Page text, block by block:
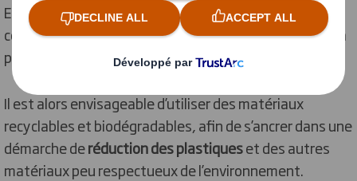
En adoptant uneconception écologique(ou éco-
conception) des emballages, il est possible de limiter la
production de déchets à leur source.
Il est alors envisageable d’utiliser des matériaux
recyclables et biodégradables, afin de s’ancrer dans une
démarche deréduction des plastiqueset des autres
matériaux peu respectueux de l’environnement.